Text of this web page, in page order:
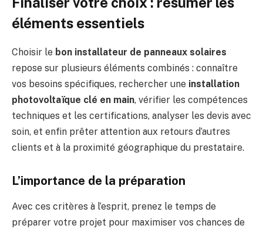
éléments essentiels
Choisir le bon installateur de panneaux solaires
repose sur plusieurs éléments combinés : connaître
vos besoins spécifiques, rechercher une installation
photovoltaïque clé en main, vérifier les compétences
techniques et les certifications, analyser les devis avec
soin, et enfin prêter attention aux retours d’autres
clients et à la proximité géographique du prestataire.
L’importance de la préparation
Avec ces critères à l’esprit, prenez le temps de
préparer votre projet pour maximiser vos chances de